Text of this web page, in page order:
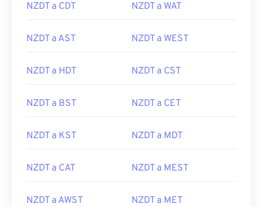
NZDT a CDT NZDT a WAT
NZDT a AST NZDT a WEST
NZDT a HDT NZDT a CST
NZDT a BST NZDT a CET
NZDT a KST NZDT a MDT
NZDT a CAT NZDT a MEST
NZDT a AWST NZDT a MET